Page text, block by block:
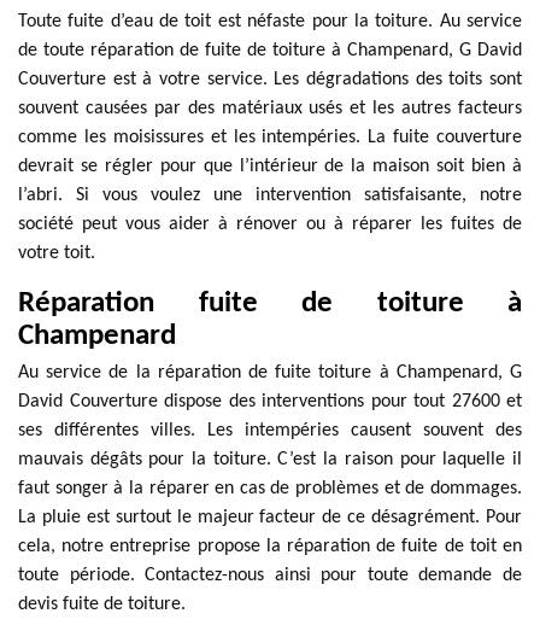
Toute fuite d’eau de toit est néfaste pour la toiture. Au service
de toute réparation de fuite de toiture à Champenard, G David
Couverture est à votre service. Les dégradations des toits sont
souvent causées par des matériaux usés et les autres facteurs
comme les moisissures et les intempéries. La fuite couverture
devrait se régler pour que l’intérieur de la maison soit bien à
l’abri. Si vous voulez une intervention satisfaisante, notre
société peut vous aider à rénover ou à réparer les fuites de
votre toit.
Réparation fuite de toiture à
Champenard
Au service de la réparation de fuite toiture à Champenard, G
David Couverture dispose des interventions pour tout 27600 et
ses différentes villes. Les intempéries causent souvent des
mauvais dégâts pour la toiture. C’est la raison pour laquelle il
faut songer à la réparer en cas de problèmes et de dommages.
La pluie est surtout le majeur facteur de ce désagrément. Pour
cela, notre entreprise propose la réparation de fuite de toit en
toute période. Contactez-nous ainsi pour toute demande de
devis fuite de toiture.